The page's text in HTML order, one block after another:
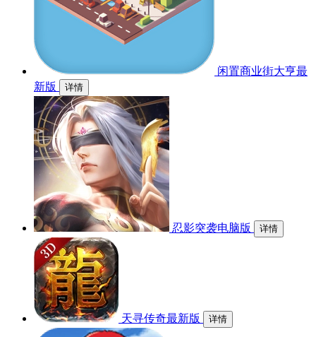
闲置商业街大亨最
新版
详情
忍影突袭电脑版 详情
天寻传奇最新版 详情